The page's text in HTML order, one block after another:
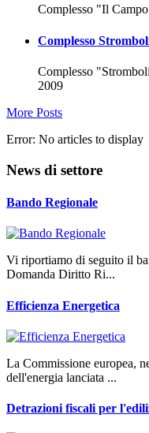
Complesso "Il
Complesso
Complesso
2009
More Posts
Error: No articles to display
News di settore
Bando Regionale
Vi riportiamo di seguito il
Domanda Diritto Ri...
Efficienza Energetica
La Commissione europea,
dell'energia lanciata ...
Detrazioni fiscali per